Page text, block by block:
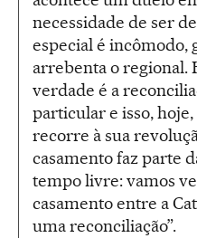
necessidade de ser
especial é incômodo,
arrebenta o regional.
verdade é a
particular e isso, hoje,
recorre à sua
casamento faz parte
tempo livre: vamos
casamento entre a
uma reconciliação”.